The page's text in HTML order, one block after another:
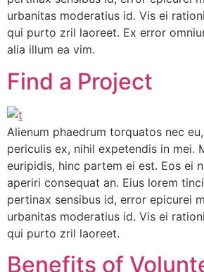
urbanitas moderatius id. Vis ei
qui purto zril laoreet. Ex error
alia illum ea vim.
Find a Project
Alienum phaedrum torquatos nec
periculis ex, nihil expetendis in mei.
euripidis, hinc partem ei est. Eos ei
aperiri consequat an. Eius lorem
pertinax sensibus id, error epicurei
urbanitas moderatius id. Vis ei
qui purto zril laoreet.
Benefits of